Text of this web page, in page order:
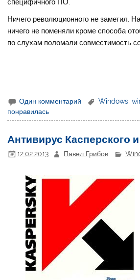
Ничего революционного не заметил.
ничего не поменяли кроме способа
по слухам поломали совместимость
Один комментарий Windows ,
понравилась
Антивирус Касперского
12.02.2013 Павел Грибов